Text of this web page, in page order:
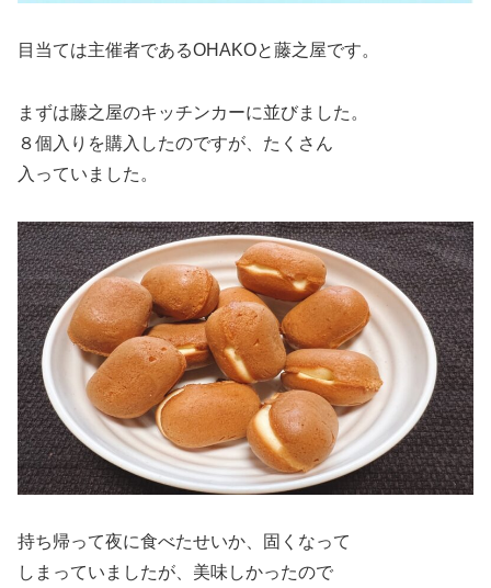
目当ては主催者であるOHAKOと藤之屋です。
まずは藤之屋のキッチンカーに並びました。
８個入りを購入したのですが、たくさん
入っていました。
持ち帰って夜に食べたせいか、固くなって
しまっていましたが、美味しかったので